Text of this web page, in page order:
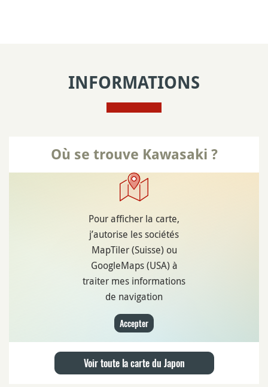
INFORMATIONS
Où se trouve Kawasaki ?
Pour afficher la carte,
j’autorise les sociétés
MapTiler (Suisse) ou
GoogleMaps (USA) à
traiter mes informations
de navigation
Accepter
Voir toute la carte du Japon